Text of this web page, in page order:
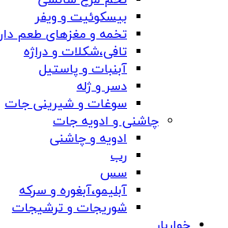
بیسکوئیت و ویفر
تخمه و مغزهای طعم دار
تافی،شکلات و دراژه
آبنبات و پاستیل
دسر و ژله
سوغات و شیرینی جات
چاشنی و ادویه جات
ادویه و چاشنی
رب
سس
آبلیمو،آبغوره و سرکه
شوریجات و ترشیجات